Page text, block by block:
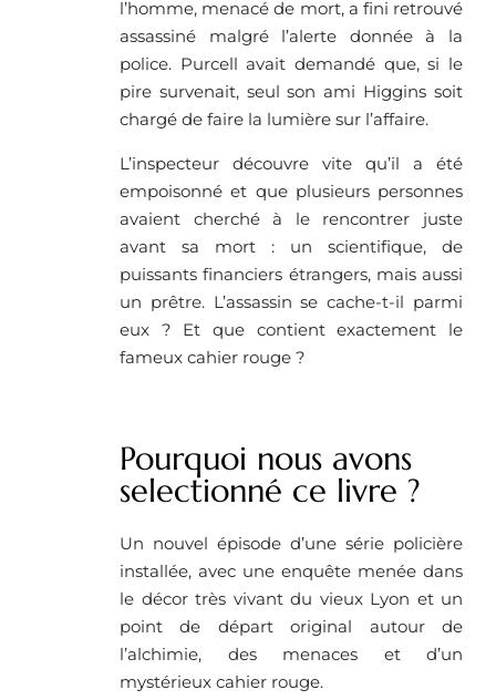
l’homme, menacé de mort, a fini retrouvé
assassiné malgré l’alerte donnée à la
police. Purcell avait demandé que, si le
pire survenait, seul son ami Higgins soit
chargé de faire la lumière sur l’affaire.
L’inspecteur découvre vite qu’il a été
empoisonné et que plusieurs personnes
avaient cherché à le rencontrer juste
avant sa mort : un scientifique, de
puissants financiers étrangers, mais aussi
un prêtre. L’assassin se cache-t-il parmi
eux ? Et que contient exactement le
fameux cahier rouge ?
Pourquoi nous avons
selectionné ce livre ?
Un nouvel épisode d’une série policière
installée, avec une enquête menée dans
le décor très vivant du vieux Lyon et un
point de départ original autour de
l’alchimie, des menaces et d’un
mystérieux cahier rouge.